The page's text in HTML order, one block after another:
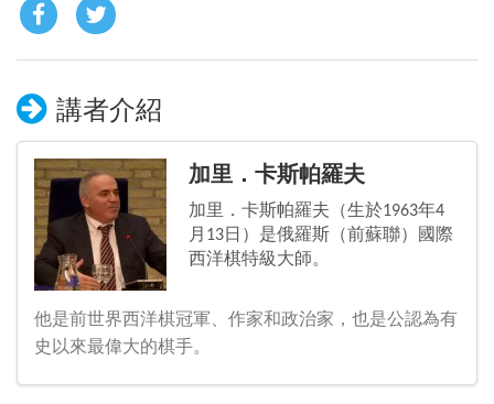
講者介紹
加里．卡斯帕羅夫
加里．卡斯帕羅夫（生於1963年4
月13日）是俄羅斯（前蘇聯）國際
西洋棋特級大師。
他是前世界西洋棋冠軍、作家和政治家，也是公認為有
史以來最偉大的棋手。